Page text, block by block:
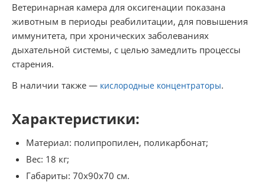
Ветеринарная камера для оксигенации показана
животным в периоды реабилитации, для повышения
иммунитета, при хронических заболеваниях
дыхательной системы, с целью замедлить процессы
старения.
В наличии также — кислородные концентраторы.
Характеристики:
Материал: полипропилен, поликарбонат;
Вес: 18 кг;
Габариты: 70х90х70 см.